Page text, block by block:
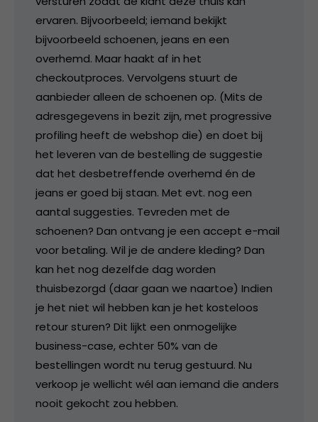
ervaren. Bijvoorbeeld; iemand bekijkt
bijvoorbeeld schoenen, jeans en een
overhemd. Maar haakt af in het
checkoutproces. Vervolgens stuurt de
aanbieder alleen de schoenen op. (Mits de
adresgegevens in bezit zijn, met progressive
profiling heeft de webshop die) en doet bij
het leveren van de bestelling de suggestie
dat het desbetreffende overhemd én de
jeans er goed bij staan. Met evt. nog een
aantal suggesties. Tevreden met de
schoenen? Dan ontvang je een accept e-mail
voor betaling. Wil je de andere kleding? Dan
kan het nog dezelfde dag worden
thuisbezorgd (daar gaan we naartoe) Indien
je het niet wil hebben kan je het kosteloos
retour sturen? Dit lijkt een onmogelijke
business-case, echter 50% van de
bestellingen wordt nu terug gestuurd. Nu
verkoop je wellicht wél aan iemand die anders
nooit gekocht zou hebben.